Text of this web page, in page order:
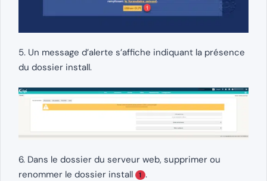
5. Un message d’alerte s’affiche indiquant la présence
du dossier install.
6. Dans le dossier du serveur web, supprimer ou
renommer le dossier install
1 .